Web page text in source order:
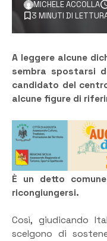
MICHELE ACCOLLA
3 MINUTI DI
A leggere alcune
sembra spostarsi
candidato del
alcune figure di
È un detto
ricongiungersi.
Così, giudicando
scelgono di